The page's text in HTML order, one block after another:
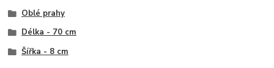
Oblé prahy
Délka - 70 cm
Šířka - 8 cm